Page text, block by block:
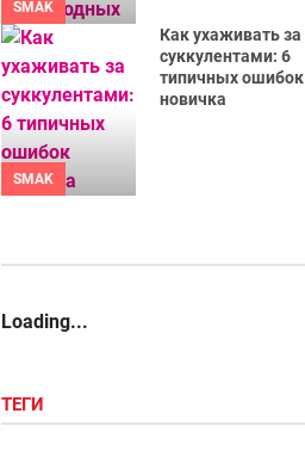
SMAK
SMAK
Как ухаживать за
суккулентами: 6
типичных ошибок
новичка
Loading...
ТЕГИ